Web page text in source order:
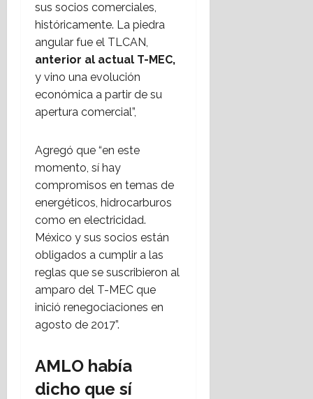
sus socios comerciales,
históricamente. La piedra
angular fue el TLCAN,
anterior al actual T-MEC,
y vino una evolución
económica a partir de su
apertura comercial”,
Agregó que “en este
momento, sí hay
compromisos en temas de
energéticos, hidrocarburos
como en electricidad.
México y sus socios están
obligados a cumplir a las
reglas que se suscribieron al
amparo del T-MEC que
inició renegociaciones en
agosto de 2017”.
AMLO había
dicho que sí